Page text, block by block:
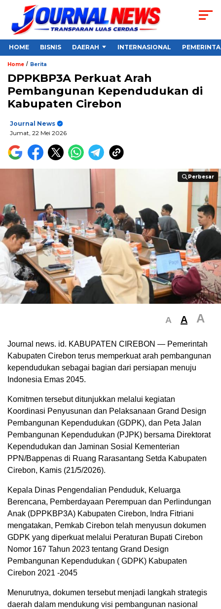
HOME BISNIS DAERAH INTERNASIONAL
Home / Berita
DPPKBP3A Perkuat Arah
Pembangunan Kependudukan di
Kabupaten Cirebon
Journal News
Jumat, 22 Mei 2026
Perbesar
Perbesar
A A A
Journal news. id. KABUPATEN CIREBON — Pemerintah
Kabupaten Cirebon terus memperkuat arah pembangunan
kependudukan sebagai bagian dari persiapan menuju
Indonesia Emas 2045.
Komitmen tersebut ditunjukkan melalui kegiatan
Koordinasi Penyusunan dan Pelaksanaan Grand Design
Pembangunan Kependudukan (GDPK), dan Peta Jalan
Pembangunan Kependudukan (PJPK) bersama Direktorat
Kependudukan dan Jaminan Sosial Kementerian
PPN/Bappenas di Ruang Rarasantang Setda Kabupaten
Cirebon, Kamis (21/5/2026).
Kepala Dinas Pengendalian Penduduk, Keluarga
Berencana, Pemberdayaan Perempuan dan Perlindungan
Anak (DPPKBP3A) Kabupaten Cirebon, Indra Fitriani
mengatakan, Pemkab Cirebon telah menyusun dokumen
GDPK yang diperkuat melalui Peraturan Bupati Cirebon
Nomor 167 Tahun 2023 tentang Grand Design
Pembangunan Kependudukan ( GDPK) Kabupaten
Cirebon 2021 -2045
Menurutnya, dokumen tersebut menjadi langkah strategis
daerah dalam mendukung visi pembangunan nasional